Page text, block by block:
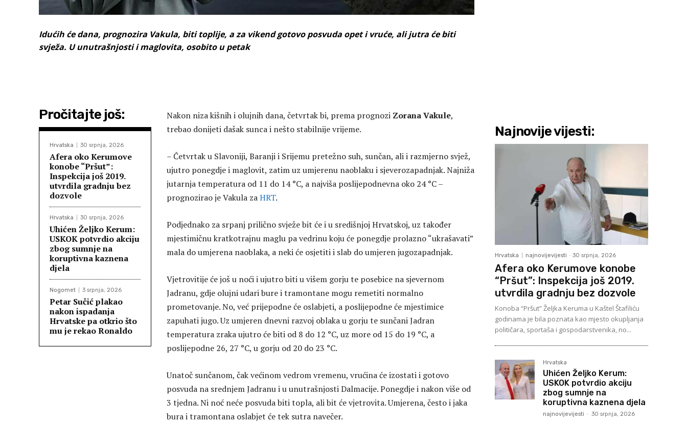
Idućih će dana, prognozira Vakula, biti toplije, a za vikend gotovo posvuda opet i vruće, ali jutra će biti
svježa. U unutrašnjosti i maglovita, osobito u petak
Pročitajte još:
Hrvatska 30 srpnja, 2026
Afera oko Kerumove
konobe “Pršut”:
Inspekcija još 2019.
utvrdila gradnju bez
dozvole
Hrvatska 30 srpnja, 2026
Uhićen Željko Kerum:
USKOK potvrdio akciju
zbog sumnje na
koruptivna kaznena
djela
Nogomet 3 srpnja, 2026
Petar Sučić plakao
nakon ispadanja
Hrvatske pa otkrio što
mu je rekao Ronaldo
Nakon niza kišnih i olujnih dana, četvrtak bi, prema prognozi Zorana Vakule,
trebao donijeti dašak sunca i nešto stabilnije vrijeme.
– Četvrtak u Slavoniji, Baranji i Srijemu pretežno suh, sunčan, ali i razmjerno svjež,
ujutro ponegdje i maglovit, zatim uz umjerenu naoblaku i sjeverozapadnjak. Najniža
jutarnja temperatura od 11 do 14 °C, a najviša poslijepodnevna oko 24 °C –
prognozirao je Vakula zaHRT.
Podjednako za srpanj prilično svježe bit će i u središnjoj Hrvatskoj, uz također
mjestimičnu kratkotrajnu maglu pa vedrinu koju će ponegdje prolazno “ukrašavati”
mala do umjerena naoblaka, a neki će osjetiti i slab do umjeren jugozapadnjak.
Vjetrovitije će još u noći i ujutro biti u višem gorju te posebice na sjevernom
Jadranu, gdje olujni udari bure i tramontane mogu remetiti normalno
prometovanje. No, već prijepodne će oslabjeti, a poslijepodne će mjestimice
zapuhati jugo. Uz umjeren dnevni razvoj oblaka u gorju te sunčani Jadran
temperatura zraka ujutro će biti od 8 do 12 °C, uz more od 15 do 19 °C, a
poslijepodne 26, 27 °C, u gorju od 20 do 23 °C.
Unatoč sunčanom, čak većinom vedrom vremenu, vrućina će izostati i gotovo
posvuda na srednjem Jadranu i u unutrašnjosti Dalmacije. Ponegdje i nakon više od
3 tjedna. Ni noć neće posvuda biti topla, ali bit će vjetrovita. Umjerena, često i jaka
bura i tramontana oslabjet će tek sutra navečer.
Najnovije vijesti:
Hrvatska najnovijevijesti - 30 srpnja, 2026
Afera oko Kerumove konobe
“Pršut”: Inspekcija još 2019.
utvrdila gradnju bez dozvole
Konoba “Pršut” Željka Keruma u Kaštel Štafiliću
godinama je bila poznata kao mjesto okupljanja
političara, sportaša i gospodarstvenika, no...
Hrvatska
Uhićen Željko Kerum:
USKOK potvrdio akciju
zbog sumnje na
koruptivna kaznena djela
najnovijevijesti - 30 srpnja, 2026